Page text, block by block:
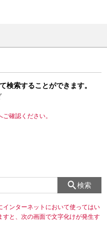
検索することができます。
確認ください。
検索
インターネットにおいて使ってはい
と、次の画面で文字化けが発生す